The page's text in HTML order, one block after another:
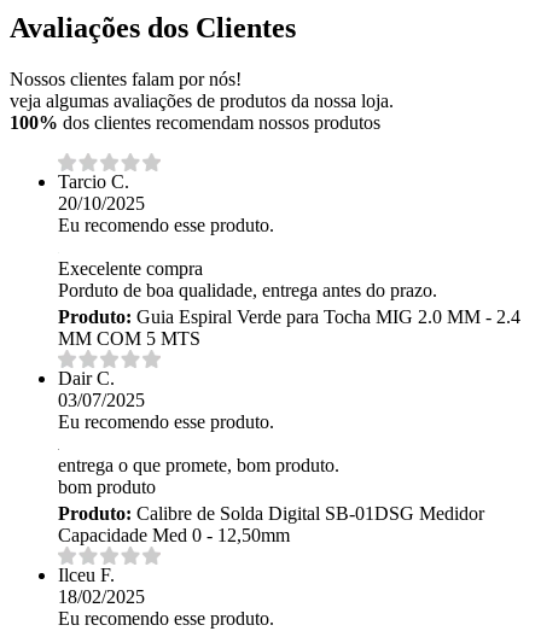
Avaliações dos Clientes
Nossos clientes falam por nós!
veja algumas avaliações de produtos da nossa loja.
100% dos clientes recomendam nossos produtos
Tarcio C.
20/10/2025
Eu recomendo esse produto.
Execelente compra
Porduto de boa qualidade, entrega antes do prazo.
Produto: Guia Espiral Verde para Tocha MIG 2.0 MM - 2.4
MM COM 5 MTS
Dair C.
03/07/2025
Eu recomendo esse produto.
entrega o que promete, bom produto.
bom produto
Produto: Calibre de Solda Digital SB-01DSG Medidor
Capacidade Med 0 - 12,50mm
Ilceu F.
18/02/2025
Eu recomendo esse produto.